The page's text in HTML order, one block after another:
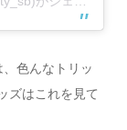
、色んなトリッ
ズはこれを見て